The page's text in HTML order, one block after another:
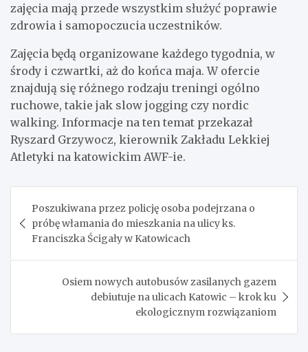
zajęcia mają przede wszystkim służyć poprawie
zdrowia i samopoczucia uczestników.
Zajęcia będą organizowane każdego tygodnia, w
środy i czwartki, aż do końca maja. W ofercie
znajdują się różnego rodzaju treningi ogólno
ruchowe, takie jak slow jogging czy nordic
walking. Informacje na ten temat przekazał
Ryszard Grzywocz, kierownik Zakładu Lekkiej
Atletyki na katowickim AWF-ie.
wpisu
Poszukiwana przez policję osoba podejrzana o
próbę włamania do mieszkania na ulicy ks.
Franciszka Ścigały w Katowicach
Osiem nowych autobusów zasilanych gazem
debiutuje na ulicach Katowic – krok ku
ekologicznym rozwiązaniom